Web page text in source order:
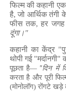
फिल्म की कहानी एक
है,जो आर्थिक तंगी
फीस तक,हर
दूंगा।"
कहानी का केंद्र
थोपी गई "मर्दानगी"
पूछता है— "दिन में
करता है और पूरी
(मोनोलॉग) रोंगटे खड़े